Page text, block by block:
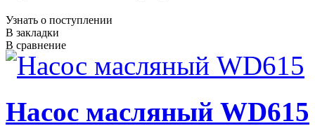
Узнать о поступлении
В закладки
В сравнение
Насос масляный WD615